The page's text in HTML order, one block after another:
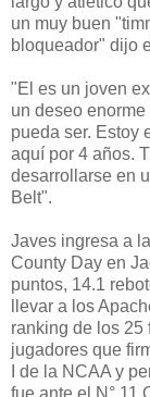
un muy buen
bloqueador" dijo
"El es un joven
un deseo
pueda ser. Estoy
aquí por 4 años.
desarrollarse en
Belt".
Javes ingresa a
County Day en
puntos, 14.1
llevar a los
ranking de los 25
jugadores que
I de la NCAA y
fue ante el N° 11